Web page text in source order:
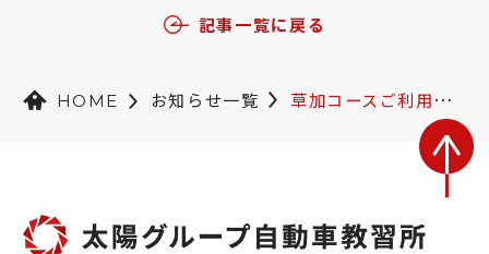
記事一覧に戻る
HOME お知らせ一覧 草加コースご利用の方へ